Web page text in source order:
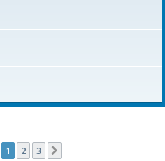
1 2 3